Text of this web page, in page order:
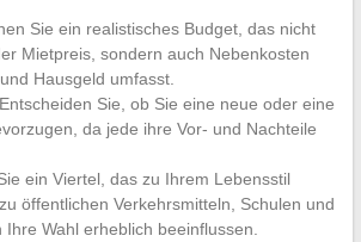
Sie ein realistisches Budget, das nicht
Mietpreis, sondern auch Nebenkosten
Hausgeld umfasst.
Sie, ob Sie eine neue oder eine
da jede ihre Vor- und Nachteile
ein Viertel, das zu Ihrem Lebensstil
öffentlichen Verkehrsmitteln, Schulen und
Wahl erheblich beeinflussen.